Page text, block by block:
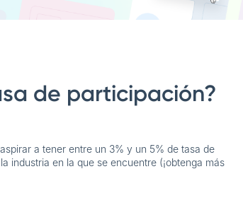
de participación?
a tener entre un 3% y un 5% de tasa de
industria en la que se encuentre (¡obtenga más